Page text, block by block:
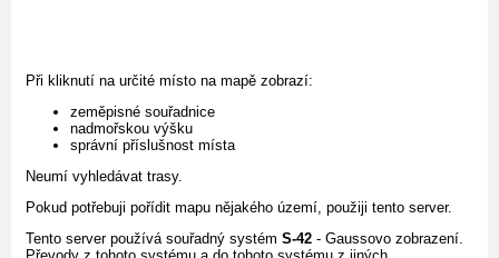
Při kliknutí na určité místo na mapě zobrazí:
zeměpisné souřadnice
nadmořskou výšku
správní příslušnost místa
Neumí vyhledávat trasy.
Pokud potřebuji pořídit mapu nějakého území, použiji tento server.
Tento server používá souřadný systém S-42 - Gaussovo zobrazení.